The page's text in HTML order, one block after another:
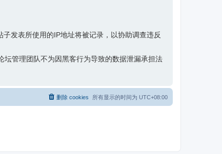
发表所使用的IP地址将被记录，以协助调查违反
管理团队不为因黑客行为导致的数据泄漏承担法
所有显示的时间为 UTC+08:00
删除 cookies